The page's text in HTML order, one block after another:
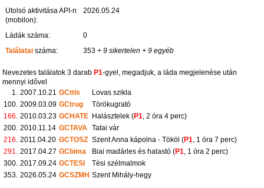
Utolsó aktivitása API-n
(mobilon):
2026.05.24
Ládák száma:
0
Találatai száma: 353 + 9 sikertelen + 9 egyéb
Nevezetes találatok 3 darabP1-gyel, megadjuk, a láda megjelenése után
mennyi idővel
1.
2007.10.21 GCttls
Lovas szikla
100. 2009.03.09 GCtrug
Törökugrató
166
2010.03.23 GCHATE Halásztelek (P1 , 2 óra 4 perc)
200. 2010.11.14 GCTAVA
Tatai vár
216
2011.04.20 GCTOSZ Szent Anna kápolna - Tököl (P1 , 1 óra 7 perc)
291
2017.04.27 GCbima Biai madárles és halastó (P1 , 1 óra 2 perc)
300. 2017.09.24 GCTESI
Tési szélmalmok
353. 2026.05.24 GCSZMH Szent Mihály-hegy